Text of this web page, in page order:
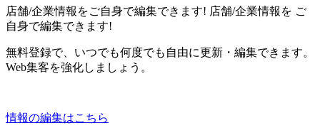
店舗/企業情報をご自身で編集できます! 店舗/企業情報を ご
自身で編集できます!
無料登録で、いつでも何度でも自由に更新・編集できます。
Web集客を強化しましょう。
情報の編集はこちら